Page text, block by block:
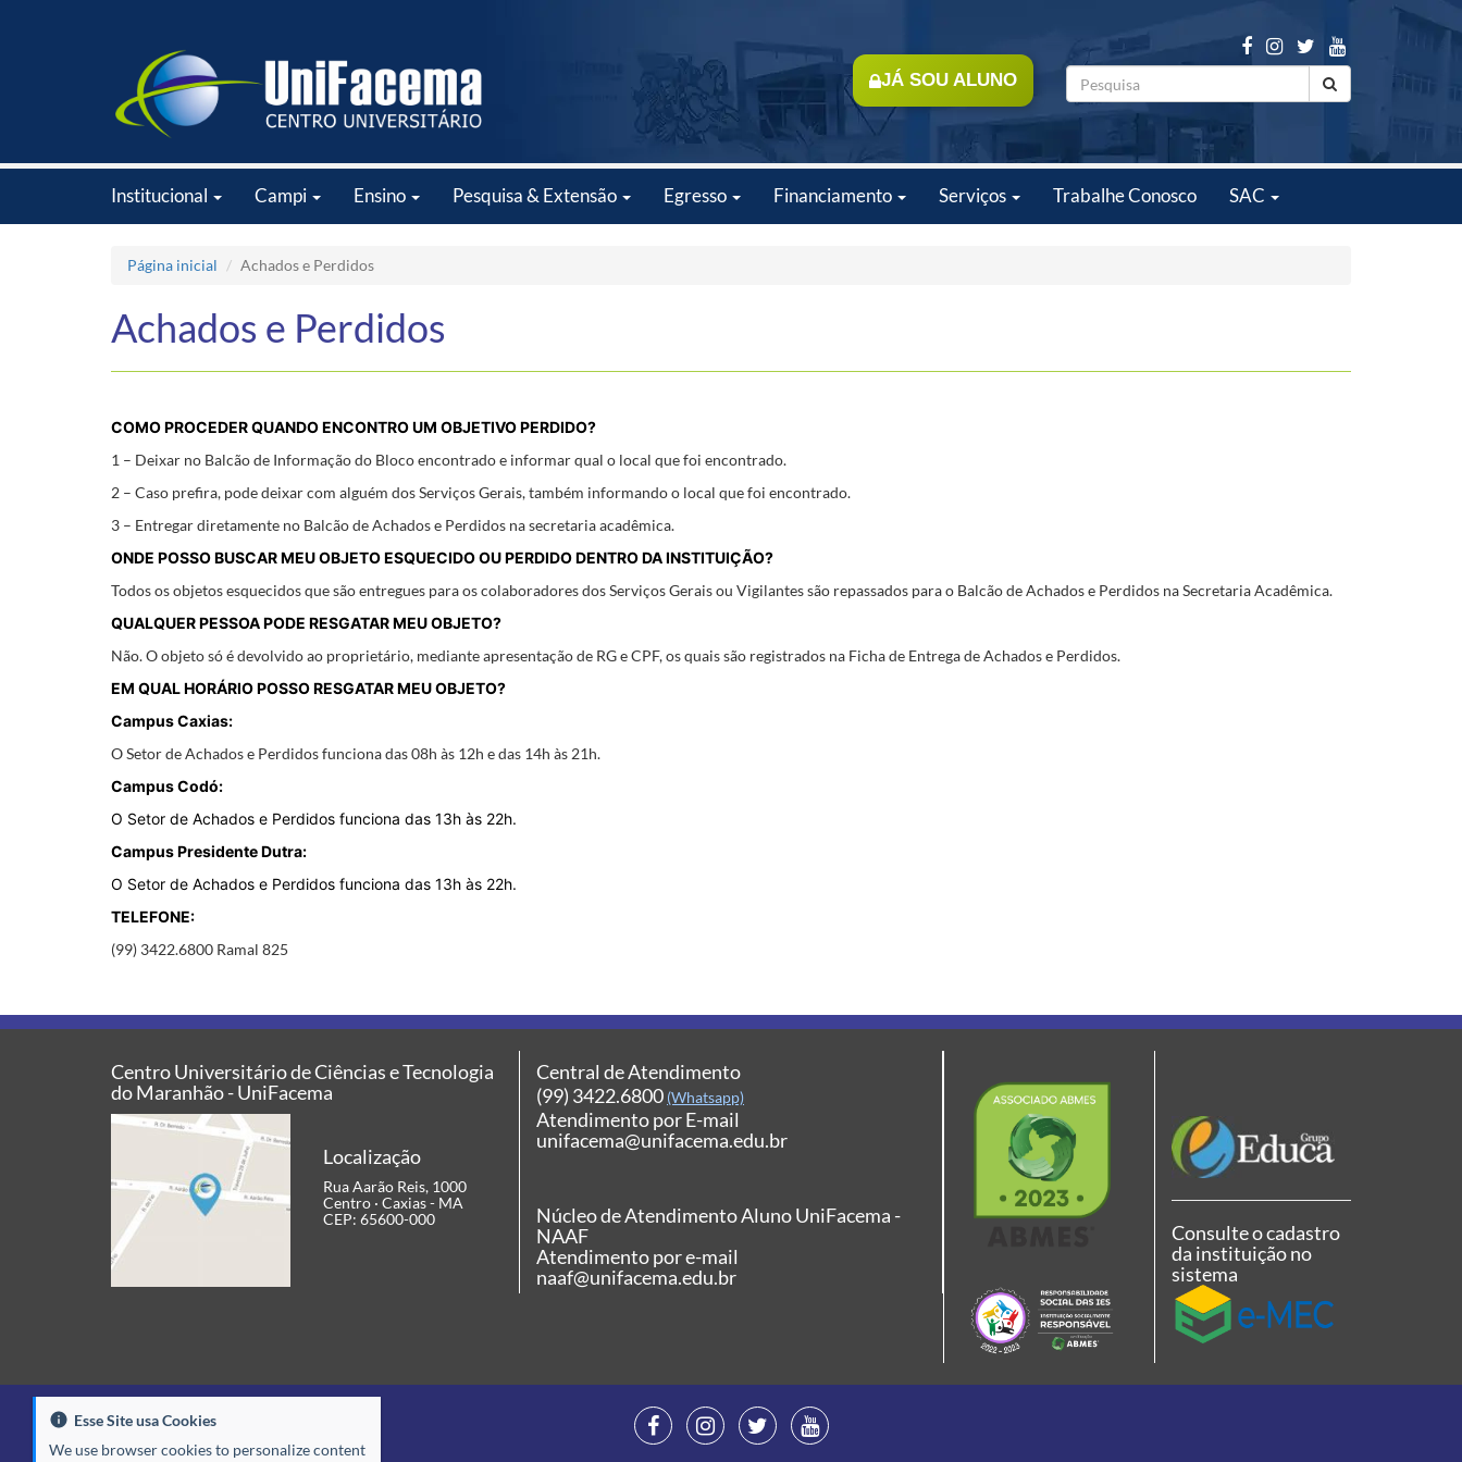
Esse Site usa Cookies
We use browser cookies to personalize content
JÁ SOU ALUNO
Institucional Campi Ensino Pesquisa & Extensão Egresso Financiamento Serviços Trabalhe Conosco SAC
Página inicial Achados e Perdidos
Achados e Perdidos
COMO PROCEDER QUANDO ENCONTRO UM OBJETIVO PERDIDO?
1 – Deixar no Balcão de Informação do Bloco encontrado e informar qual o local que foi encontrado.
2 – Caso prefira, pode deixar com alguém dos Serviços Gerais, também informando o local que foi encontrado.
3 – Entregar diretamente no Balcão de Achados e Perdidos na secretaria acadêmica.
ONDE POSSO BUSCAR MEU OBJETO ESQUECIDO OU PERDIDO DENTRO DA INSTITUIÇÃO?
Todos os objetos esquecidos que são entregues para os colaboradores dos Serviços Gerais ou Vigilantes são repassados para o Balcão de Achados e Perdidos na Secretaria Acadêmica.
QUALQUER PESSOA PODE RESGATAR MEU OBJETO?
Não. O objeto só é devolvido ao proprietário, mediante apresentação de RG e CPF, os quais são registrados na Ficha de Entrega de Achados e Perdidos.
EM QUAL HORÁRIO POSSO RESGATAR MEU OBJETO?
Campus Caxias:
O Setor de Achados e Perdidos funciona das 08h às 12h e das 14h às 21h.
Campus Codó:
O Setor de Achados e Perdidos funciona das 13h às 22h.
Campus Presidente Dutra:
O Setor de Achados e Perdidos funciona das 13h às 22h.
TELEFONE:
(99) 3422.6800 Ramal 825
Centro Universitário de Ciências e Tecnologia
do Maranhão - UniFacema
Localização
Rua Aarão Reis, 1000
Centro · Caxias - MA
CEP: 65600-000
Central de Atendimento
(99) 3422.6800 (Whatsapp)
Atendimento por E-mail
unifacema@unifacema.edu.br
Núcleo de Atendimento Aluno UniFacema -
NAAF
Atendimento por e-mail
naaf@unifacema.edu.br
Consulte o cadastro
da instituição no
sistema